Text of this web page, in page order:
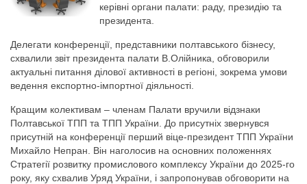
керівні органи палати: раду, президію та
президента.
Делегати конференції, представники полтавського бізнесу,
схвалили звіт президента палати В.Олійника, обговорили
актуальні питання ділової активності в регіоні, зокрема умови
ведення експортно-імпортної діяльності.
Кращим колективам – членам Палати вручили відзнаки
Полтавської ТПП та ТПП України. До присутніх звернувся
присутній на конференції перший віце-президент ТПП України
Михайло Непран. Він наголосив на основних положеннях
Стратегії розвитку промислового комплексу України до 2025-го
року, яку схвалив Уряд України, і запропонував обговорити на